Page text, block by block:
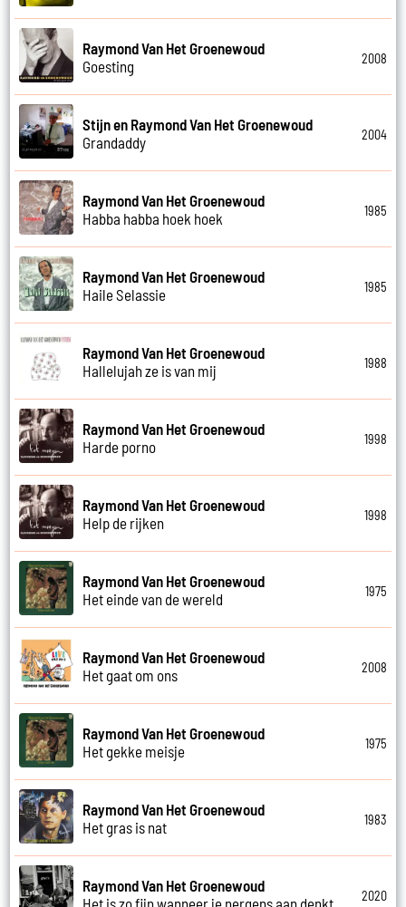
Raymond Van Het Groenewoud
Goesting
2008
Stijn en Raymond Van Het Groenewoud
Grandaddy
2004
Raymond Van Het Groenewoud
Habba habba hoek hoek
1985
Raymond Van Het Groenewoud
Haile Selassie
1985
Raymond Van Het Groenewoud
Hallelujah ze is van mij
1988
Raymond Van Het Groenewoud
Harde porno
1998
Raymond Van Het Groenewoud
Help de rijken
1998
Raymond Van Het Groenewoud
Het einde van de wereld
1975
Raymond Van Het Groenewoud
Het gaat om ons
2008
Raymond Van Het Groenewoud
Het gekke meisje
1975
Raymond Van Het Groenewoud
Het gras is nat
1983
Raymond Van Het Groenewoud
Het is zo fijn wanneer je nergens aan denkt
2020